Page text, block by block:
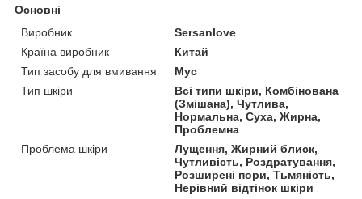
Основні
Виробник
Sersanlove
Країна виробник
Китай
Тип засобу для вмивання
Мус
Тип шкіри
Всі типи шкіри, Комбінована
(Змішана), Чутлива,
Нормальна, Суха, Жирна,
Проблемна
Проблема шкіри
Лущення, Жирний блиск,
Чутливість, Роздратування,
Розширені пори, Тьмяність,
Нерівний відтінок шкіри